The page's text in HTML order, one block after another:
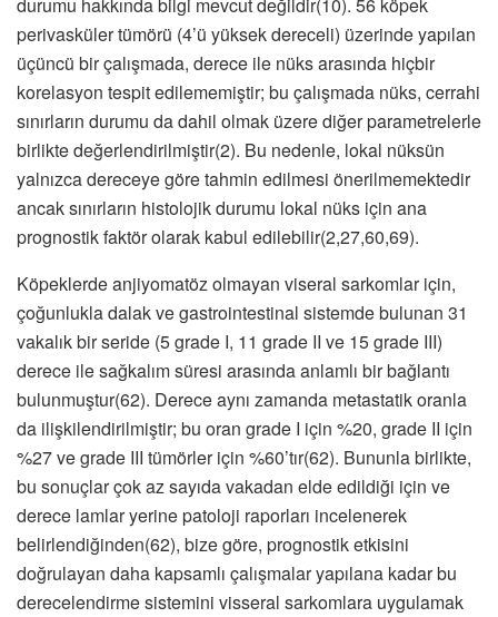
durumu hakkında bilgi mevcut değildir(10). 56 köpek
perivasküler tümörü (4’ü yüksek dereceli) üzerinde yapılan
üçüncü bir çalışmada, derece ile nüks arasında hiçbir
korelasyon tespit edilememiştir; bu çalışmada nüks, cerrahi
sınırların durumu da dahil olmak üzere diğer parametrelerle
birlikte değerlendirilmiştir(2). Bu nedenle, lokal nüksün
yalnızca dereceye göre tahmin edilmesi önerilmemektedir
ancak sınırların histolojik durumu lokal nüks için ana
prognostik faktör olarak kabul edilebilir(2,27,60,69).
Köpeklerde anjiyomatöz olmayan viseral sarkomlar için,
çoğunlukla dalak ve gastrointestinal sistemde bulunan 31
vakalık bir seride (5 grade I, 11 grade II ve 15 grade III)
derece ile sağkalım süresi arasında anlamlı bir bağlantı
bulunmuştur(62). Derece aynı zamanda metastatik oranla
da ilişkilendirilmiştir; bu oran grade I için %20, grade II için
%27 ve grade III tümörler için %60’tır(62). Bununla birlikte,
bu sonuçlar çok az sayıda vakadan elde edildiği için ve
derece lamlar yerine patoloji raporları incelenerek
belirlendiğinden(62), bize göre, prognostik etkisini
doğrulayan daha kapsamlı çalışmalar yapılana kadar bu
derecelendirme sistemini visseral sarkomlara uygulamak